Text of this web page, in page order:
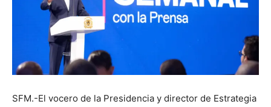
SFM.-El vocero de la Presidencia y director de Estrategia